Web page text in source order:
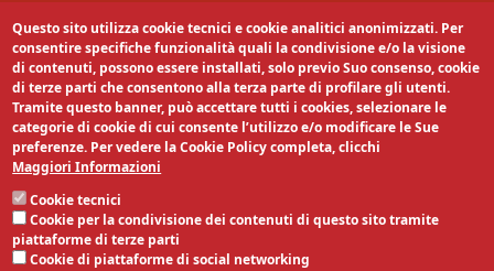
Segui la nostra pagina:
Questo sito utilizza cookie tecnici e cookie analitici anonimizzati. Per
consentire specifiche funzionalità quali la condivisione e/o la visione
di contenuti, possono essere installati, solo previo Suo consenso, cookie
di terze parti che consentono alla terza parte di profilare gli utenti.
Tramite questo banner, può accettare tutti i cookies, selezionare le
categorie di cookie di cui consente l’utilizzo e/o modificare le Sue
preferenze. Per vedere la Cookie Policy completa, clicchi
Maggiori Informazioni
Cookie tecnici
Cookie per la condivisione dei contenuti di questo sito tramite
piattaforme di terze parti
Cookie di piattaforme di social networking